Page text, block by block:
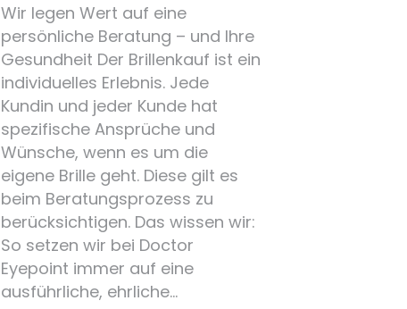
Wir legen Wert auf eine
persönliche Beratung – und Ihre
Gesundheit Der Brillenkauf ist ein
individuelles Erlebnis. Jede
Kundin und jeder Kunde hat
spezifische Ansprüche und
Wünsche, wenn es um die
eigene Brille geht. Diese gilt es
beim Beratungsprozess zu
berücksichtigen. Das wissen wir:
So setzen wir bei Doctor
Eyepoint immer auf eine
ausführliche, ehrliche…